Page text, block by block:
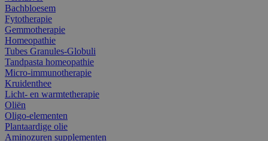
Bachbloesem
Fytotherapie
Gemmotherapie
Homeopathie
Tubes Granules-Globuli
Tandpasta homeopathie
Micro-immunotherapie
Kruidenthee
Licht- en warmtetherapie
Oliën
Oligo-elementen
Plantaardige olie
Aminozuren supplementen